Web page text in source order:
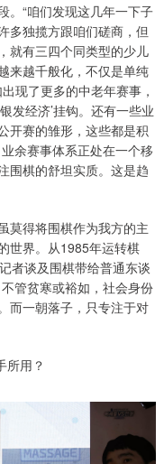
“咱们发现这几年一下子
多独揽方跟咱们磋商，但
就有三四个同类型的少儿
来越千般化，不仅是单纯
现了更多的中老年赛事，
发经济’挂钩。还有一些业
开赛的雏形，这些都是积
余赛事体系正处在一个移
围棋的舒坦实质。这是趋
得将围棋作为我方的主
世界。从1985年运转棋
者谈及围棋带给普通东谈
管贫寒或裕如，社会身份
而一朝落子，只专注于对
所用？